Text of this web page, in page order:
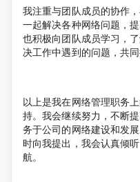
我注重与团队成员的协作
一起解决各种网络问题，
也积极向团队成员学习，
决工作中遇到的问题，共
以上是我在网络管理职务
持。我会继续努力，不断
务于公司的网络建设和发
时向我提出，我会认真倾
航。